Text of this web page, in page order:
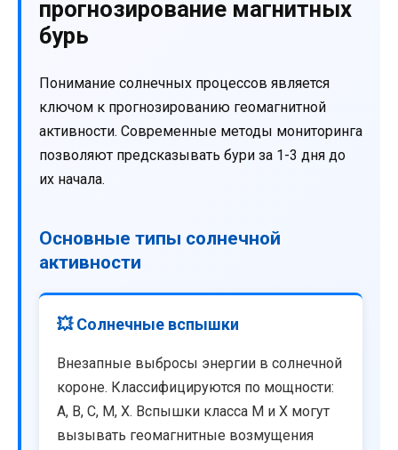
прогнозирование магнитных
бурь
Понимание солнечных процессов является
ключом к прогнозированию геомагнитной
активности. Современные методы мониторинга
позволяют предсказывать бури за 1-3 дня до
их начала.
Основные типы солнечной
активности
💥 Солнечные вспышки
Внезапные выбросы энергии в солнечной
короне. Классифицируются по мощности:
A, B, C, M, X. Вспышки класса M и X могут
вызывать геомагнитные возмущения